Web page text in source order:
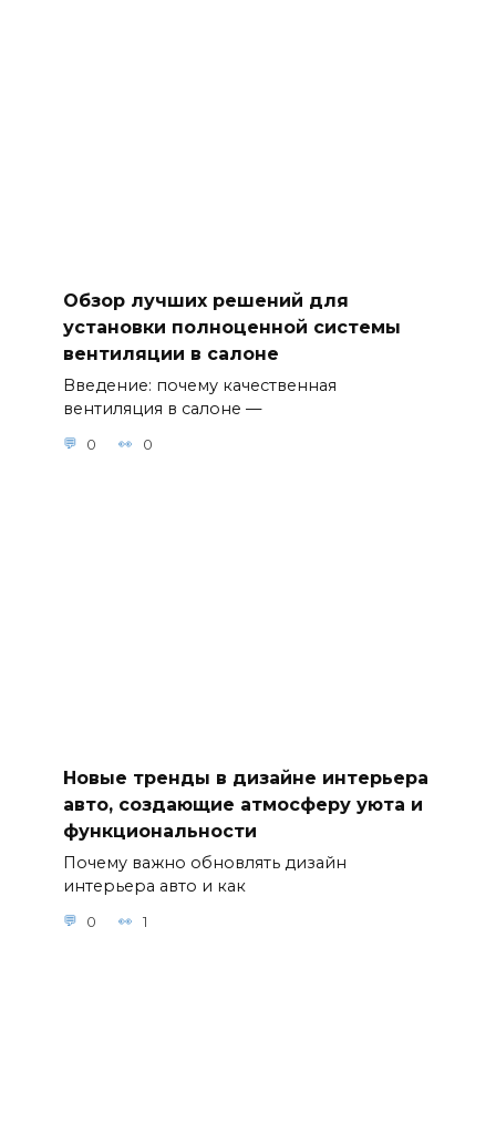
Обзор лучших решений для
установки полноценной системы
вентиляции в салоне
Введение: почему качественная
вентиляция в салоне —
0 0
Новые тренды в дизайне интерьера
авто, создающие атмосферу уюта и
функциональности
Почему важно обновлять дизайн
интерьера авто и как
0 1